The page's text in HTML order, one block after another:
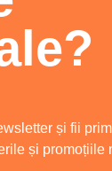
și fii
și promoțiile